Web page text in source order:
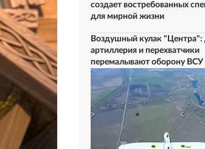
создает востребованных
для мирной жизни
Воздушный кулак
артиллерия и перехватчики
перемалывают оборону ВСУ